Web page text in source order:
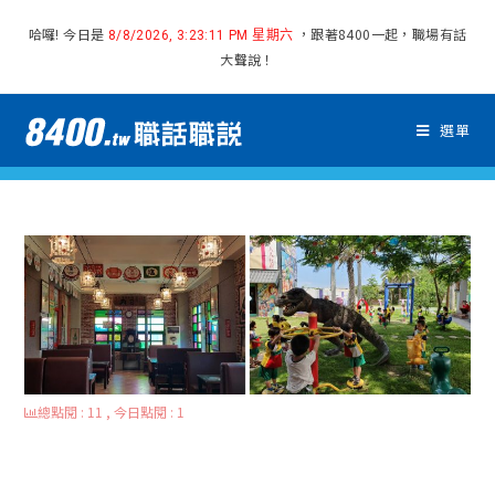
哈囉! 今日是 8/8/2026, 3:23:12 PM 星期六
，跟著8400一起，職場有話
大聲說！
選單
總點閱 : 11 , 今日點閱 : 1